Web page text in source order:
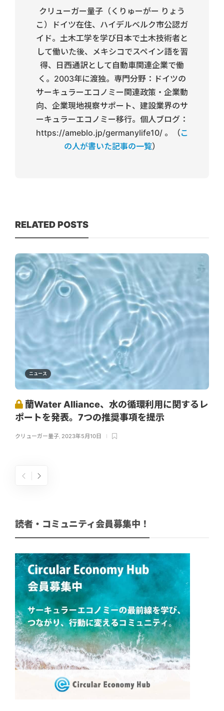
クリューガー量子（くりゅーがー りょう
こ）ドイツ在住、ハイデルベルク市公認ガ
イド。土木工学を学び日本で土木技術者と
して働いた後、メキシコでスペイン語を習
得、日西通訳として自動車関連企業で働
く。2003年に渡独。専門分野：ドイツの
サーキュラーエコノミー関連政策・企業動
向、企業現地視察サポート、建設業界のサ
ーキュラーエコノミー移行。個人ブログ：
https://ameblo.jp/germanylife10/ 。（こ
の人が書いた記事の一覧）
RELATED POSTS
ニュース
蘭Water Alliance、水の循環利用に関するレ
ポートを発表。7つの推奨事項を提示
クリューガー量子, 2023年5月10日
読者・コミュニティ会員募集中！